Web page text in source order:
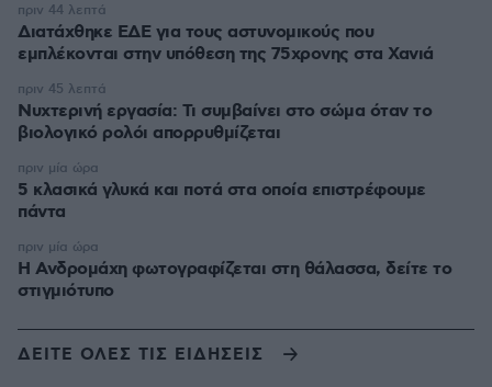
Διατάχθηκε ΕΔΕ για τους αστυνομικούς που
εμπλέκονται στην υπόθεση της 75χρονης στα Χανιά
πριν 44 λεπτά
Νυχτερινή εργασία: Τι συμβαίνει στο σώμα όταν το
βιολογικό ρολόι απορρυθμίζεται
πριν 45 λεπτά
5 κλασικά γλυκά και ποτά στα οποία επιστρέφουμε
πάντα
πριν μία ώρα
Η Ανδρομάχη φωτογραφίζεται στη θάλασσα, δείτε το
στιγμιότυπο
πριν μία ώρα
ΔΕΙΤΕ ΟΛΕΣ ΤΙΣ ΕΙΔΗΣΕΙΣ